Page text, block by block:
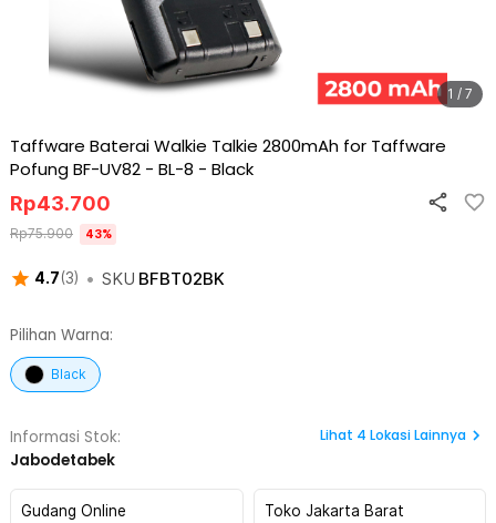
1 / 7
Taffware Baterai Walkie Talkie 2800mAh for Taffware
Pofung BF-UV82 - BL-8 - Black
4.7(3) • SKU BFBT02BK
Rp43.700
Rp75.900 43%
Pilihan Warna:
Black
Informasi Stok:
Jabodetabek
Lihat 4 Lokasi Lainnya
Gudang Online Toko Jakarta Barat